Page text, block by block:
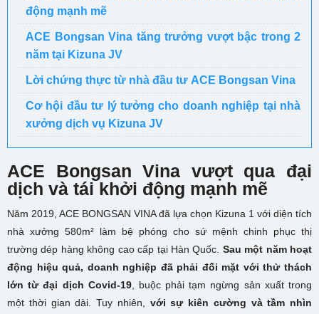
động mạnh mẽ
ACE Bongsan Vina tăng trưởng vượt bậc trong 2
năm tại Kizuna JV
Lời chứng thực từ nhà đầu tư ACE Bongsan Vina
Cơ hội đầu tư lý tưởng cho doanh nghiệp tại nhà
xưởng dịch vụ Kizuna JV
ACE Bongsan Vina vượt qua đại
dịch và tái khởi động mạnh mẽ
Năm 2019, ACE BONGSAN VINA đã lựa chọn Kizuna 1 với diện tích
nhà xưởng 580m² làm bệ phóng cho sứ mệnh chinh phục thị
trường dép hàng không cao cấp tại Hàn Quốc. Sau một năm hoạt
động hiệu quả, doanh nghiệp đã phải đối mặt với thử thách
lớn từ đại dịch Covid-19, buộc phải tạm ngừng sản xuất trong
một thời gian dài. Tuy nhiên, với sự kiên cường và tầm nhìn